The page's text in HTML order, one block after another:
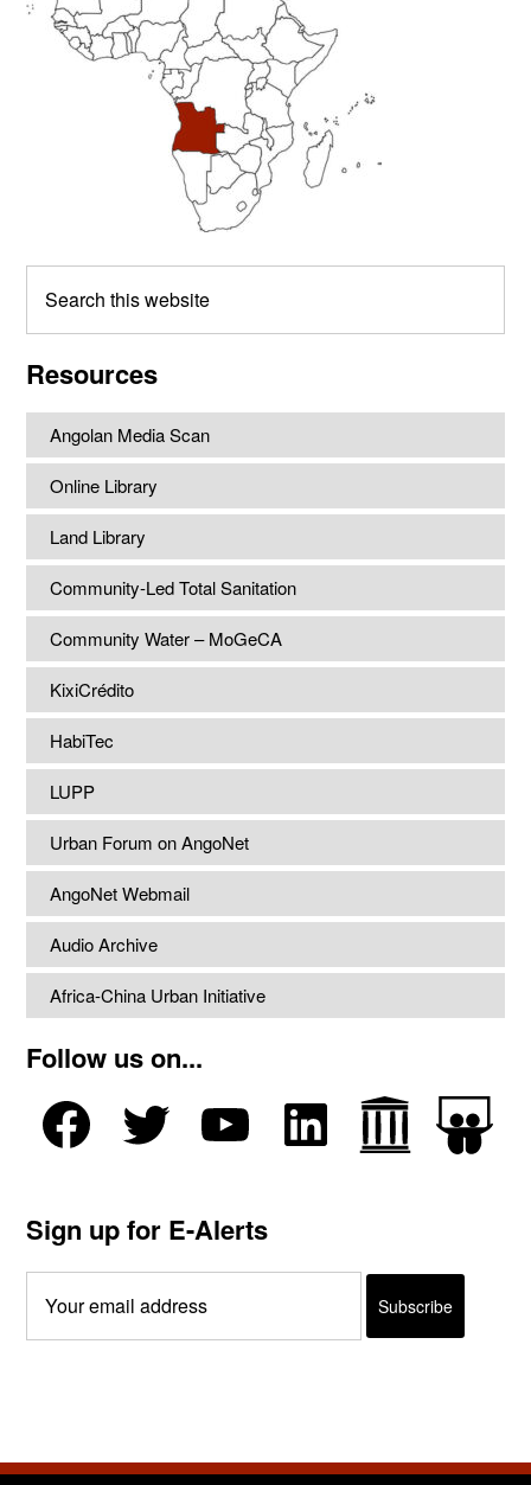
this
Resources
Angolan Media Scan
Online Library
Land Library
Community-Led Total Sanitation
Community Water – MoGeCA
KixiCrédito
HabiTec
LUPP
Urban Forum on AngoNet
AngoNet Webmail
Audio Archive
Africa-China Urban Initiative
Follow us on...
Sign up for E-Alerts